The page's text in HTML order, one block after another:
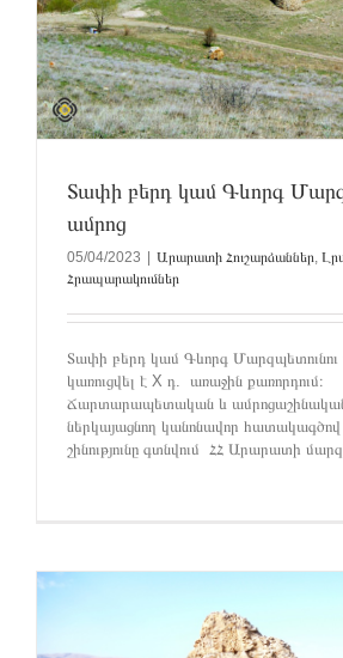
Տափի բերդ կամ Գևորգ
ամրոց
05/04/2023 | Արարատի Հուշարձաններ
Հրապարակումներ
Տափի բերդ կամ Գևորգ Մարզպետունու
կառուցվել է X դ. առաջին քառորդում։
Ճարտարապետական և
ներկայացնող կանոնավոր հատակագծով
շինությունը գտնվում ՀՀ Արարատի